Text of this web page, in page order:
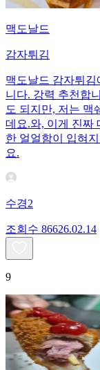
맥도날드
감자튀김
맥도날드 감자튀
니다. 강력 추천합
도 되지만, 저는 맥
데요. ​와, 이게 진짜
한 얼얼함이 입혀
요.
수경2
조회수 86626.02.14
9